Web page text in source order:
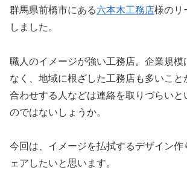
群馬県前橋市にある六本木工務店様のリ
しました。
職人のイメージが強い工務店。企業規模
なく、地域に根ざした工務店も多いこと
合わせする人などは連絡を取りづらいと
のではないしょうか。
今回は、イメージを払拭するデザイン作
ェアしたいと思います。